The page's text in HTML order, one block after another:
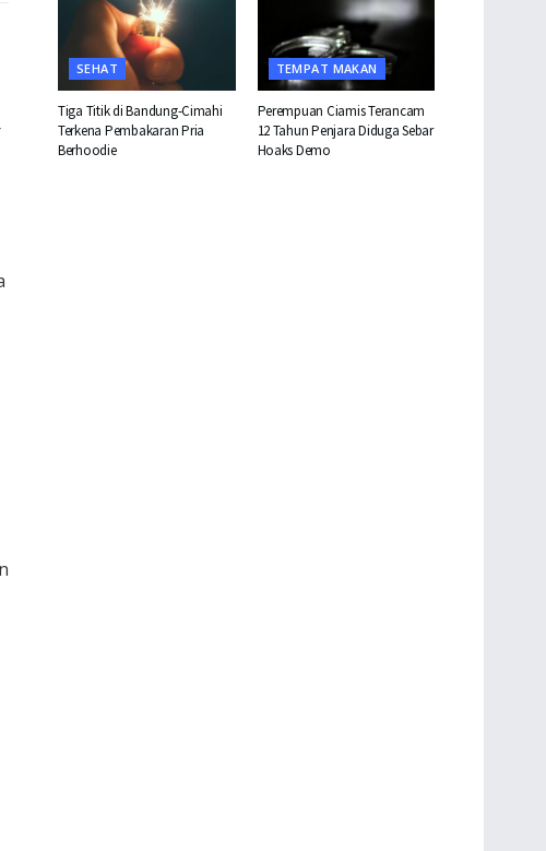
SEHAT
Tiga Titik di Bandung-Cimahi
Terkena Pembakaran Pria
Berhoodie
TEMPAT MAKAN
Perempuan Ciamis Terancam
12 Tahun Penjara Diduga Sebar
Hoaks Demo